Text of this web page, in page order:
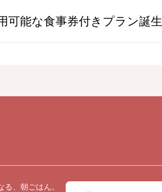
可能な食事券付きプラン誕生
る、朝ごはん。